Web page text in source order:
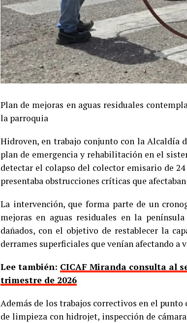
Plan de mejoras en aguas residuales
la parroquia
Hidroven, en trabajo conjunto con la Alcaldía
plan de emergencia y rehabilitación en el
detectar el colapso del colector emisario de
presentaba obstrucciones críticas que
La intervención, que forma parte de un
mejoras en aguas residuales en la
dañados, con el objetivo de restablecer la
derrames superficiales que venían afectando a
Lee también: CICAF Miranda consulta al
trimestre de 2026
Además de los trabajos correctivos en el
de limpieza con hidrojet, inspección de